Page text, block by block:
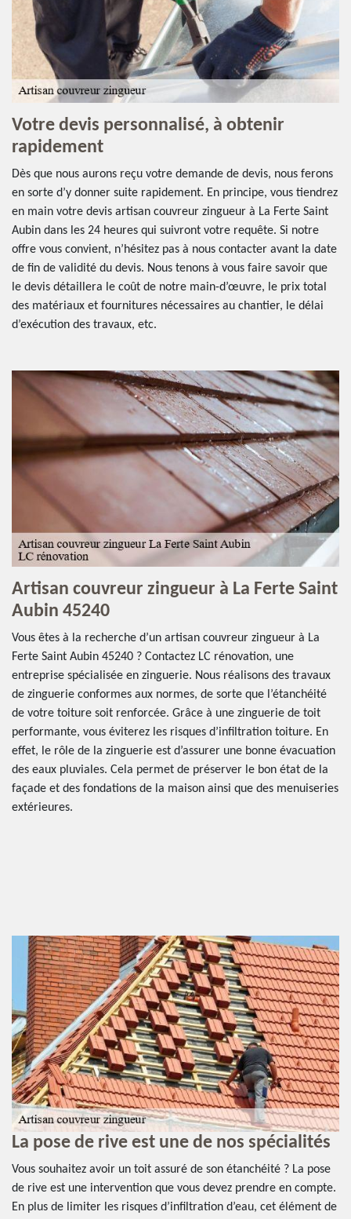
Votre devis personnalisé, à obtenir
rapidement
Dès que nous aurons reçu votre demande de devis, nous ferons
en sorte d’y donner suite rapidement. En principe, vous tiendrez
en main votre devis artisan couvreur zingueur à La Ferte Saint
Aubin dans les 24 heures qui suivront votre requête. Si notre
offre vous convient, n’hésitez pas à nous contacter avant la date
de fin de validité du devis. Nous tenons à vous faire savoir que
le devis détaillera le coût de notre main-d’œuvre, le prix total
des matériaux et fournitures nécessaires au chantier, le délai
d’exécution des travaux, etc.
Artisan couvreur zingueur à La Ferte Saint
Aubin 45240
Vous êtes à la recherche d’un artisan couvreur zingueur à La
Ferte Saint Aubin 45240 ? Contactez LC rénovation, une
entreprise spécialisée en zinguerie. Nous réalisons des travaux
de zinguerie conformes aux normes, de sorte que l’étanchéité
de votre toiture soit renforcée. Grâce à une zinguerie de toit
performante, vous éviterez les risques d’infiltration toiture. En
effet, le rôle de la zinguerie est d’assurer une bonne évacuation
des eaux pluviales. Cela permet de préserver le bon état de la
façade et des fondations de la maison ainsi que des menuiseries
extérieures.
La pose de rive est une de nos spécialités
Vous souhaitez avoir un toit assuré de son étanchéité ? La pose
de rive est une intervention que vous devez prendre en compte.
En plus de limiter les risques d’infiltration d’eau, cet élément de